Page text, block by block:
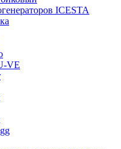
ICESTA
VE